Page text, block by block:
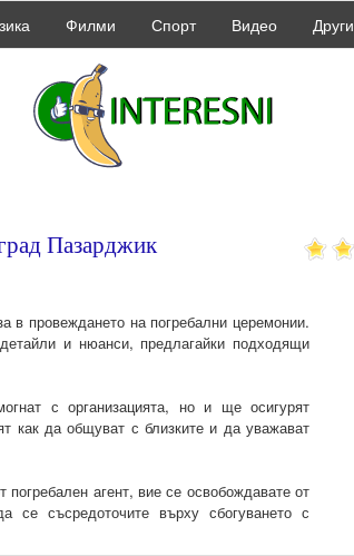
Филми Спорт Видео Други
Пазарджик
в провеждането на погребални церемонии.
и нюанси, предлагайки подходящи
с организацията, но и ще осигурят
как да общуват с близките и да уважават
агент, вие се освобождавате от
се съсредоточите върху сбогуването с